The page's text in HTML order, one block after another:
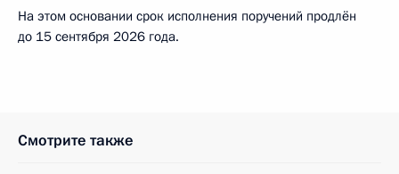
На этом основании срок исполнения поручений продлён
до 15 сентября 2026 года.
Смотрите также